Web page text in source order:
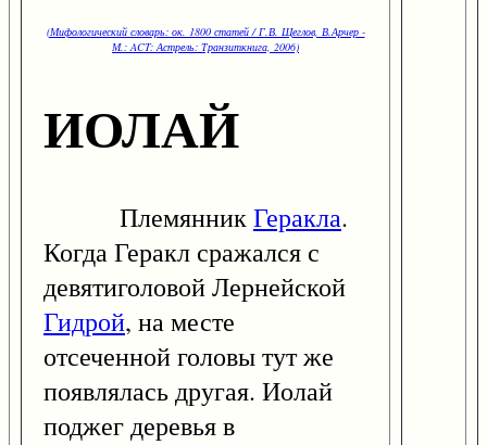
(Мифологический словарь: ок. 1800 статей / Г.В. Щеглов, В.Арчер -
М.: ACT: Астрель: Транзиткнига, 2006)
ИОЛАЙ
ПлемянникГеракла.
Когда Геракл сражался с
девятиголовой Лернейской
Гидрой, на месте
отсеченной головы тут же
появлялась другая. Иолай
поджег деревья в